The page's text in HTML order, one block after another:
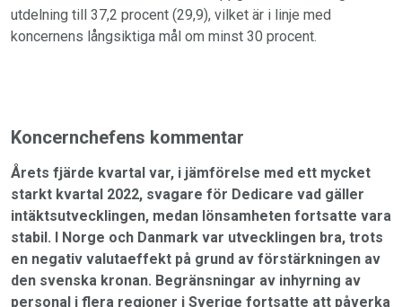
utdelning till 37,2 procent (29,9), vilket är i linje med
koncernens långsiktiga mål om minst 30 procent.
Koncernchefens kommentar
Årets fjärde kvartal var, i jämförelse med ett mycket
starkt kvartal 2022, svagare för Dedicare vad gäller
intäktsutvecklingen, medan lönsamheten fortsatte vara
stabil. I Norge och Danmark var utvecklingen bra, trots
en negativ valutaeffekt på grund av förstärkningen av
den svenska kronan. Begränsningar av inhyrning av
personal i flera regioner i Sverige fortsatte att påverka